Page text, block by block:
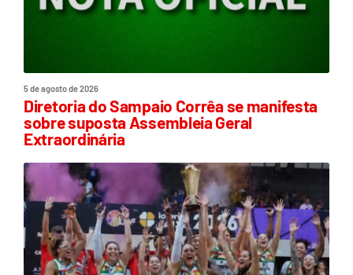
5 de agosto de 2026
Diretoria do Sampaio Corrêa se manifesta
sobre suposta Assembleia Geral
Extraordinária